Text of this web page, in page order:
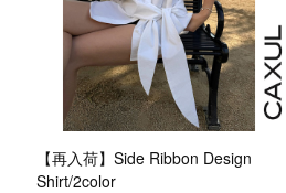
【再入荷】Side Ribbon Design
Shirt/2color